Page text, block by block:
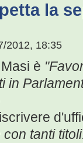
la
2012, 18:35
è
in
tanti